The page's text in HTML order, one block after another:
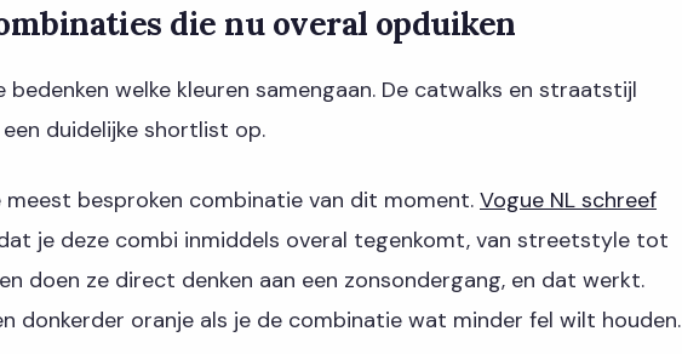
die nu overal opduiken
welke kleuren samengaan. De catwalks en straatstijl
duidelijke shortlist op.
meest besproken combinatie van dit moment. Vogue NL schreef
je deze combi inmiddels overal tegenkomt, van streetstyle tot
doen ze direct denken aan een zonsondergang, en dat werkt.
donkerder oranje als je de combinatie wat minder fel wilt houden.